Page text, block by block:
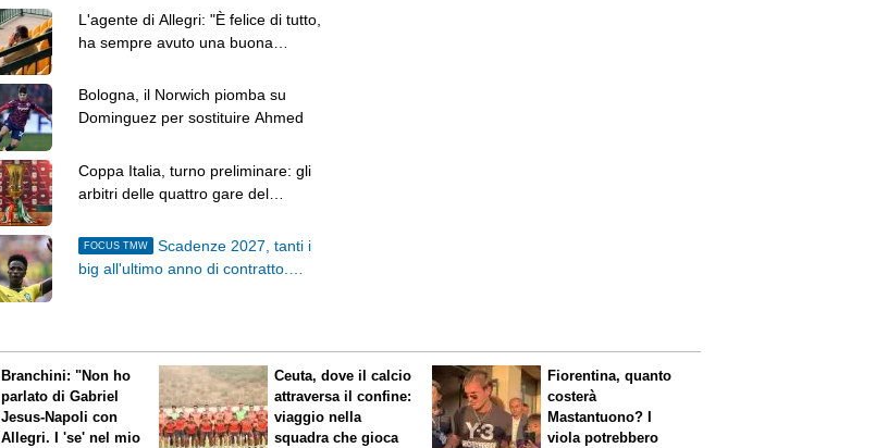
L'agente di Allegri: "È felice di tutto,
ha sempre avuto una buona
Bologna, il Norwich piomba su
Dominguez per sostituire Ahmed
Coppa Italia, turno preliminare: gli
arbitri delle quattro gare del
FOCUS TMW
Scadenze 2027, tanti i
big all'ultimo anno di contratto.
Branchini: "Non ho
parlato di Gabriel
Jesus-Napoli con
Allegri. I 'se' nel mio
Ceuta, dove il calcio
attraversa il confine:
viaggio nella
squadra che gioca
Fiorentina, quanto
costerà
Mastantuono? I
viola potrebbero